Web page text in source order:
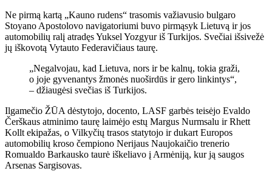
Ne pirmą kartą „Kauno rudens“ trasomis važiavusio bulgaro
Stoyano Apostolovo navigatoriumi buvo pirmąsyk Lietuvą ir jos
automobilių ralį atradęs Yuksel Yozgyur iš Turkijos. Svečiai išsivežė
jų iškovotą Vytauto Federavičiaus taurę.
„Negalvojau, kad Lietuva, nors ir be kalnų, tokia graži,
o joje gyvenantys žmonės nuoširdūs ir gero linkintys“,
– džiaugėsi svečias iš Turkijos.
Ilgamečio ŽŪA dėstytojo, docento, LASF garbės teisėjo Evaldo
Čerškaus atminimo taurę laimėjo estų Margus Nurmsalu ir Rhett
Kollt ekipažas, o Vilkyčių trasos statytojo ir dukart Europos
automobilių kroso čempiono Nerijaus Naujokaičio trenerio
Romualdo Barkausko taurė iškeliavo į Armėniją, kur ją saugos
Arsenas Sargisovas.